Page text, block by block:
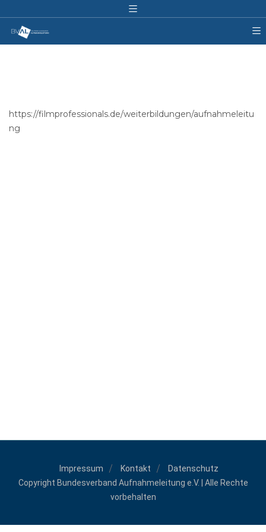
https://filmprofessionals.de/weiterbildungen/aufnahmeleitu
ng
Impressum Kontakt
Datenschutz
Copyright Bundesverband Aufnahmeleitung e.V. | Alle Rechte
vorbehalten